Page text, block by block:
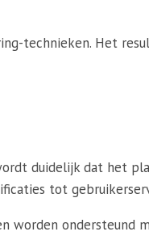
technieken. Het
duidelijk dat het
tot
worden ondersteund